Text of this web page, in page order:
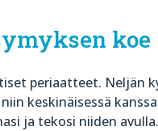
koe
periaatteet. Neljän
keskinäisessä
ja tekosi niiden avulla.